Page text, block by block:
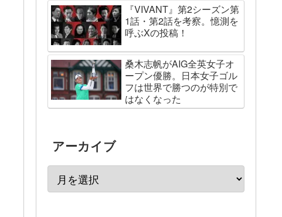
『VIVANT』第2シーズン第
1話・第2話を考察。憶測を
呼ぶXの投稿！
桑木志帆がAIG全英女子オ
ープン優勝。日本女子ゴル
フは世界で勝つのが特別で
はなくなった
アーカイブ